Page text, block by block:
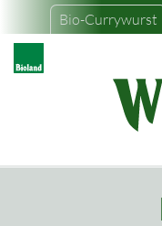
Bio-Currywurst